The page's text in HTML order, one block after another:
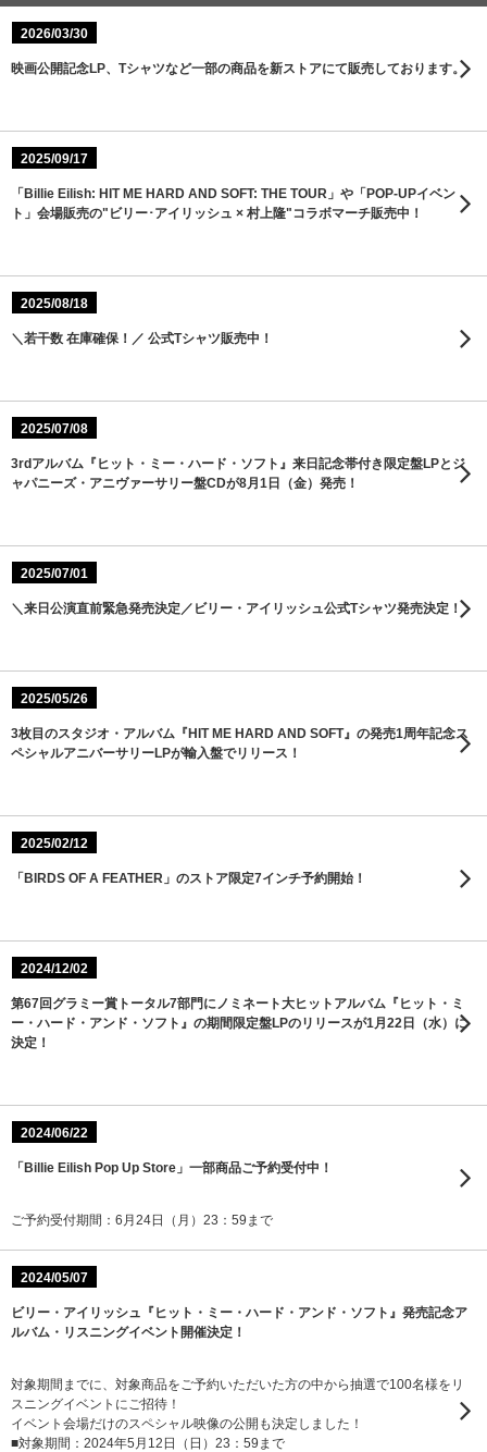
2026/03/30
映画公開記念LP、Tシャツなど一部の商品を新ストアにて販売しております。
2025/09/17
「Billie Eilish: HIT ME HARD AND SOFT: THE TOUR」や「POP-UPイベン
ト」会場販売の"ビリー･アイリッシュ × 村上隆"コラボマーチ販売中！
2025/08/18
＼若干数 在庫確保！／ 公式Tシャツ販売中！
2025/07/08
3rdアルバム『ヒット・ミー・ハード・ソフト』来日記念帯付き限定盤LPとジ
ャパニーズ・アニヴァーサリー盤CDが8月1日（金）発売！
2025/07/01
＼来日公演直前緊急発売決定／ビリー・アイリッシュ公式Tシャツ発売決定！
2025/05/26
3枚目のスタジオ・アルバム『HIT ME HARD AND SOFT』の発売1周年記念ス
ペシャルアニバーサリーLPが輸入盤でリリース！
2025/02/12
「BIRDS OF A FEATHER」のストア限定7インチ予約開始！
2024/12/02
第67回グラミー賞トータル7部門にノミネート大ヒットアルバム『ヒット・ミ
ー・ハード・アンド・ソフト』の期間限定盤LPのリリースが1月22日（水）に
決定！
2024/06/22
「Billie Eilish Pop Up Store」一部商品ご予約受付中！
ご予約受付期間：6月24日（月）23：59まで
2024/05/07
ビリー・アイリッシュ『ヒット・ミー・ハード・アンド・ソフト』発売記念ア
ルバム・リスニングイベント開催決定！
対象期間までに、対象商品をご予約いただいた方の中から抽選で100名様をリ
スニングイベントにご招待！
イベント会場だけのスペシャル映像の公開も決定しました！
■対象期間：2024年5月12日（日）23：59まで